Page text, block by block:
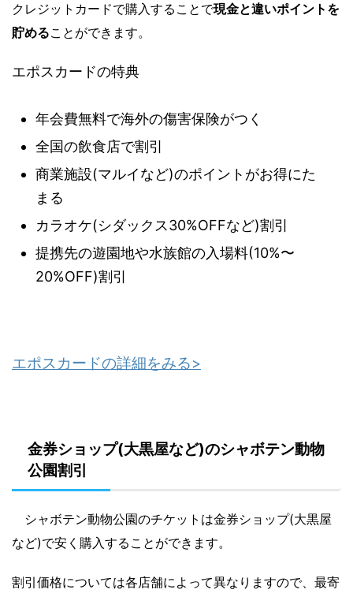
クレジットカードで購入することで現金と違いポイントを
貯めることができます。
エポスカードの特典
年会費無料で海外の傷害保険がつく
全国の飲食店で割引
商業施設(マルイなど)のポイントがお得にた
まる
カラオケ(シダックス30%OFFなど)割引
提携先の遊園地や水族館の入場料(10%〜
20%OFF)割引
エポスカードの詳細をみる>
金券ショップ(大黒屋など)のシャボテン動物
公園割引
シャボテン動物公園のチケットは金券ショップ(大黒屋
など)で安く購入することができます。
割引価格については各店舗によって異なりますので、最寄